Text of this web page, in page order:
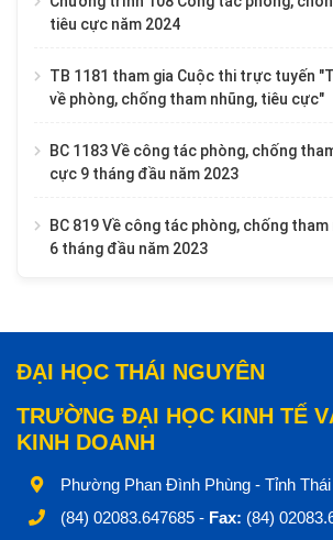
tiêu cực năm 2024
TB 1181 tham gia Cuộc thi trực tuyến
về phòng, chống tham nhũng, tiêu cực"
BC 1183 Về công tác phòng, chống
cực 9 tháng đầu năm 2023
BC 819 Về công tác phòng, chống
6 tháng đầu năm 2023
ĐẠI HỌC THÁI NGUYÊN
TRƯỜNG ĐẠI HỌC KINH TẾ
KINH DOANH
Phường Phan Đình Phùng - Tỉnh
(84) 02083.647685 - Fax: (84)